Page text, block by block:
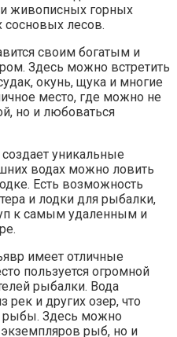
живописных горных
сосновых лесов.
своим богатым и
Здесь можно встретить
окунь, щука и многие
место, где можно не
но и любоваться
уникальные
водах можно ловить
Есть возможность
и лодки для рыбалки,
к самым удаленным и
имеет отличные
пользуется огромной
рыбалки. Вода
рек и других озер, что
рыбы. Здесь можно
рыб, но и